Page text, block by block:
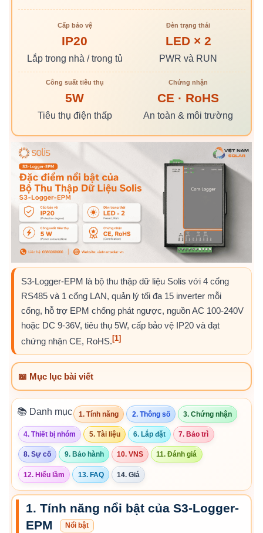
Cấp bảo vệ
IP20
Lắp trong nhà / trong tủ
Đèn trạng thái
LED × 2
PWR và RUN
Công suất tiêu thụ
5W
Tiêu thụ điện thấp
Chứng nhận
CE · RoHS
An toàn & môi trường
S3-Logger-EPM là bộ thu thập dữ liệu Solis với 4 cổng
RS485 và 1 cổng LAN, quản lý tối đa 15 inverter mỗi
cổng, hỗ trợ EPM chống phát ngược, nguồn AC 100-240V
hoặc DC 9-36V, tiêu thụ 5W, cấp bảo vệ IP20 và đạt
chứng nhận CE, RoHS. [1]
📖 Mục lục bài viết
📚 Danh mục 1. Tính năng 2. Thông số 3. Chứng nhận
4. Thiết bị nhóm 5. Tài liệu 6. Lắp đặt 7. Bảo trì
8. Sự cố 9. Bảo hành 10. VNS 11. Đánh giá
12. Hiểu lầm 13. FAQ 14. Giá
1. Tính năng nổi bật của S3-Logger-
EPM
Nổi bật